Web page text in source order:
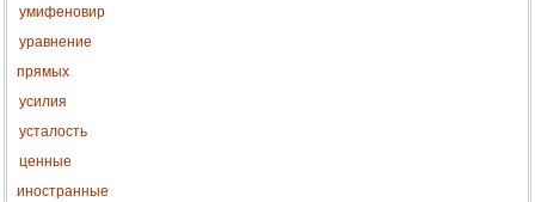
умифеновир
уравнение
прямых
усилия
усталость
ценные
иностранные